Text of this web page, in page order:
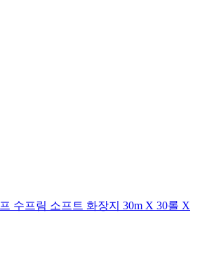
수프림 소프트 화장지 30m X 30롤 X